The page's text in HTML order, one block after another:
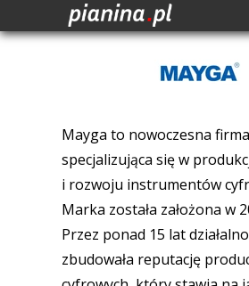
Mayga to nowoczesna
specjalizująca się w
i rozwoju instrumentów
Marka została założona w
Przez ponad 15 lat
zbudowała reputację